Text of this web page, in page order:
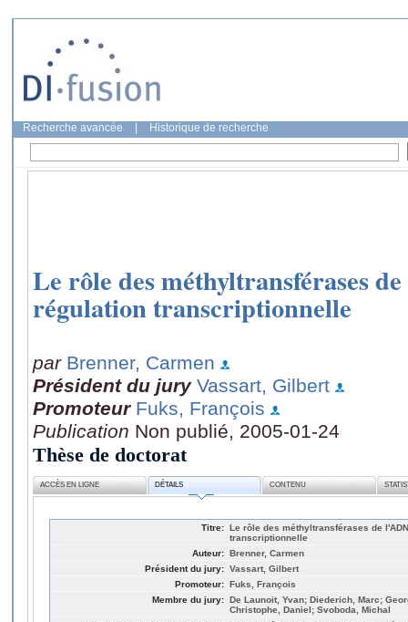
Recherche avancée Historique de recherche
Le rôle des méthyltransférases
régulation transcriptionnelle
par Brenner, Carmen
Président du jury Vassart, Gilbert
Promoteur Fuks, François
Publication Non publié, 2005-01-24
Thèse de doctorat
ACCÈS EN LIGNE DÉTAILS CONTENU
Titre: Le rôle des méthyltransférases de
transcriptionnelle
Auteur: Brenner, Carmen
Président du jury: Vassart, Gilbert
Promoteur: Fuks, François
Membre du jury: De Launoit, Yvan; Diederich, Marc;
Christophe, Daniel; Svoboda, Michal